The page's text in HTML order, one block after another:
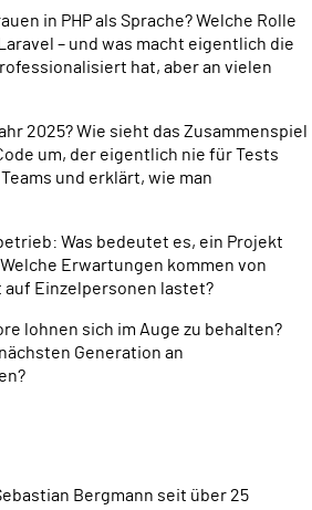
in PHP als Sprache? Welche Rolle
– und was macht eigentlich die
hat, aber an vielen
2025? Wie sieht das Zusammenspiel
um, der eigentlich nie für Tests
und erklärt, wie man
Was bedeutet es, ein Projekt
Erwartungen kommen von
auf Einzelpersonen lastet?
lohnen sich im Auge zu behalten?
Generation an